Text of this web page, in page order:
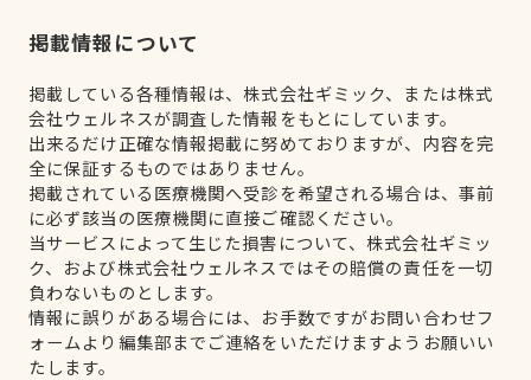
掲載情報について
掲載している各種情報は、株式会社ギミック、または株式
会社ウェルネスが調査した情報をもとにしています。
出来るだけ正確な情報掲載に努めておりますが、内容を完
全に保証するものではありません。
掲載されている医療機関へ受診を希望される場合は、事前
に必ず該当の医療機関に直接ご確認ください。
当サービスによって生じた損害について、株式会社ギミッ
ク、および株式会社ウェルネスではその賠償の責任を一切
負わないものとします。
情報に誤りがある場合には、お手数ですがお問い合わせフ
ォームより編集部までご連絡をいただけますようお願いい
たします。